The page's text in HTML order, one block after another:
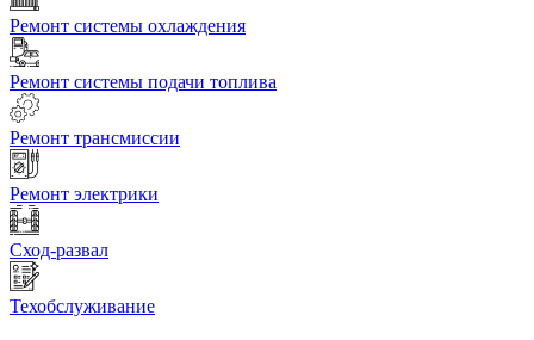
Ремонт системы охлаждения
Ремонт системы подачи топлива
Ремонт трансмиссии
Ремонт электрики
Сход-развал
Техобслуживание